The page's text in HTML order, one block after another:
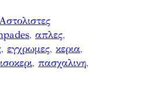
, απλες
, εγχρωμες, κερια
, πασχαλινη